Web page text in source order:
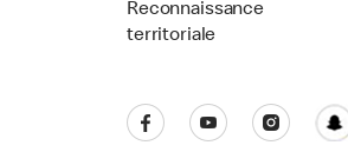
Reconnaissance
territoriale